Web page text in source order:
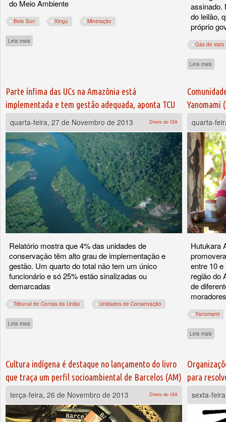
do Meio Ambiente
Belo Sun Xingu Mineração
Leia mais
assinado.
do leilão,
próprio
Gás de xisto
Leia mais
Parte ínfima das UCs na Amazônia está
implementada e tem gestão adequada, aponta TCU
quarta-feira, 27 de Novembro de 2013
Direto do ISA
Relatório mostra que 4% das unidades de
conservação têm alto grau de implementação e
gestão. Um quarto do total não tem um único
funcionário e só 25% estão sinalizadas ou
demarcadas
Tribunal de Contas da União Unidades de Conservação
Leia mais
Yanomami
quarta-
Hutukara
entre 10
região do
de
Yanomami
Leia mais
Cultura indígena é destaque no lançamento do livro
que traça um perfil socioambiental de Barcelos (AM)
terça-feira, 26 de Novembro de 2013
Direto do ISA
para
sexta-